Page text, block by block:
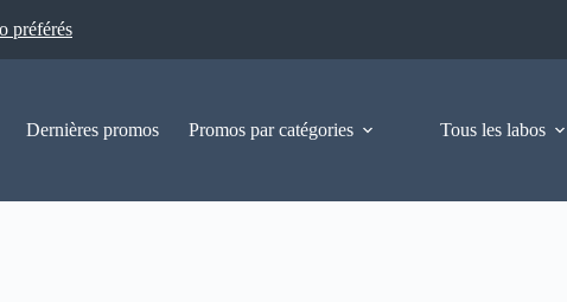
préférés
Dernières promos Promos par catégories Tous les labos